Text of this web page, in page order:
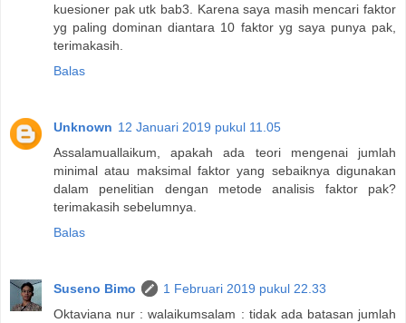
kuesioner pak utk bab3. Karena saya masih mencari faktor
yg paling dominan diantara 10 faktor yg saya punya pak,
terimakasih.
Balas
Unknown 12 Januari 2019 pukul 11.05
Assalamuallaikum, apakah ada teori mengenai jumlah
minimal atau maksimal faktor yang sebaiknya digunakan
dalam penelitian dengan metode analisis faktor pak?
terimakasih sebelumnya.
Balas
Suseno Bimo
1 Februari 2019 pukul 22.33
Oktaviana nur : walaikumsalam : tidak ada batasan jumlah